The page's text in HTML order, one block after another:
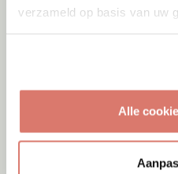
verzameld op basis van uw
Alle
Woozles